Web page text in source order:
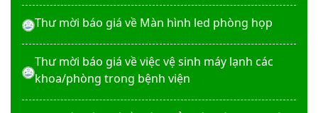
Thư mời báo giá về Màn hình led phòng họp
Thư mời báo giá về việc vệ sinh máy lạnh các
khoa/phòng trong bệnh viện